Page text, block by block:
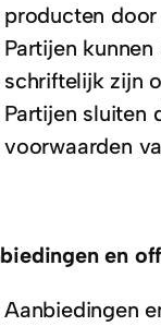
producten
Partijen
schriftelijk zijn
Partijen sluiten
voorwaarden
en
Aanbiedingen